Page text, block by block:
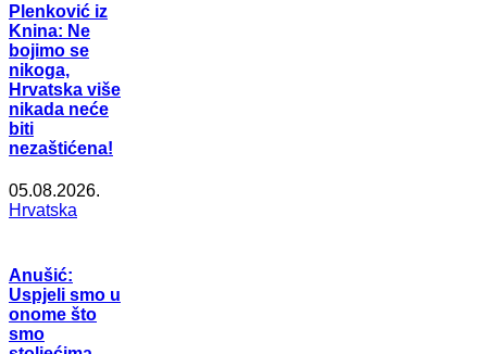
Plenković iz
Knina: Ne
bojimo se
nikoga,
Hrvatska više
nikada neće
biti
nezaštićena!
05.08.2026.
Hrvatska
Anušić:
Uspjeli smo u
onome što
smo